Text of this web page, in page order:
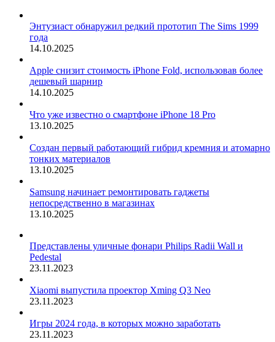
Энтузиаст обнаружил редкий прототип The Sims 1999
года
14.10.2025
Apple снизит стоимость iPhone Fold, использовав более
дешевый шарнир
14.10.2025
Что уже известно о смартфоне iPhone 18 Pro
13.10.2025
Создан первый работающий гибрид кремния и атомарно
тонких материалов
13.10.2025
Samsung начинает ремонтировать гаджеты
непосредственно в магазинах
13.10.2025
Представлены уличные фонари Philips Radii Wall и
Pedestal
23.11.2023
Xiaomi выпустила проектор Xming Q3 Neo
23.11.2023
Игры 2024 года, в которых можно заработать
23.11.2023